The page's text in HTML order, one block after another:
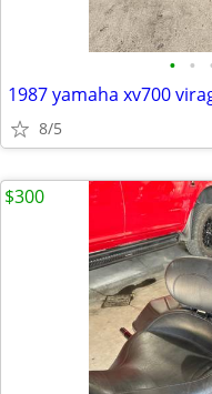
• •
1987 yamaha xv700
8/5
$300